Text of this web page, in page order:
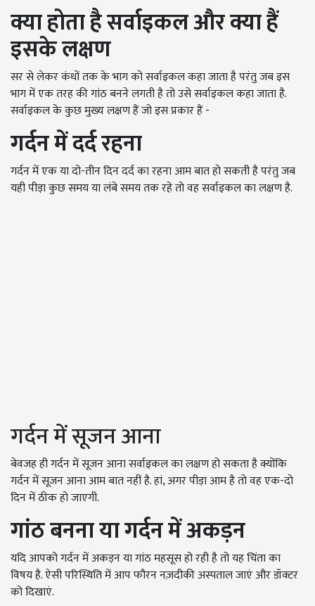
क्या होता है सर्वाइकल और क्या हैं
इसके लक्षण
सर से लेकर कंधों तक के भाग को सर्वाइकल कहा जाता है परंतु जब इस
भाग में एक तरह की गांठ बनने लगती है तो उसे सर्वाइकल कहा जाता है.
सर्वाइकल के कुछ मुख्य लक्षण हैं जो इस प्रकार हैं -
गर्दन में दर्द रहना
गर्दन में एक या दो-तीन दिन दर्द का रहना आम बात हो सकती है परंतु जब
यही पीड़ा कुछ समय या लंबे समय तक रहे तो वह सर्वाइकल का लक्षण है.
गर्दन में सूजन आना
बेवजह ही गर्दन में सूजन आना सर्वाइकल का लक्षण हो सकता है क्योंकि
गर्दन में सूजन आना आम बात नहीं है. हां, अगर पीड़ा आम है तो वह एक-दो
दिन में ठीक हो जाएगी.
गांठ बनना या गर्दन में अकड़न
यदि आपको गर्दन में अकड़न या गांठ महसूस हो रही है तो यह चिंता का
विषय है. ऐसी परिस्थिति में आप फौरन नज़दीकी अस्पताल जाएं और डॉक्टर
को दिखाएं.